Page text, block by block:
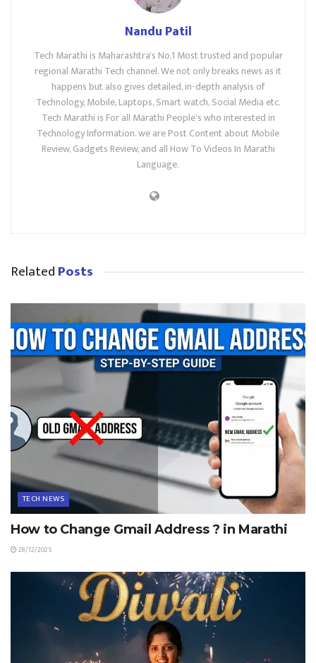
Nandu Patil
Tech Marathi is Maharashtra's No.1 Most trusted and popular
regional Marathi Tech channel. We not only breaks news as it
happens but also gives detailed, in-depth analysis of
Technology, Mobile, Laptops, Smart watch, Social Media etc.
Tech Marathi is For all Marathi People's who interested in
Technology Information. we are Post Content about Mobile
Review, Gadgets Review, and all How To Videos In Marathi
Language.
RelatedPosts
TECH NEWS
How to Change Gmail Address ? in Marathi
28/12/2025